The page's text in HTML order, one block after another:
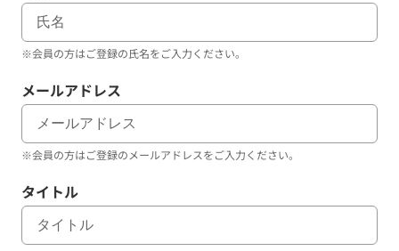
※会員の方はご登録の氏名をご入力ください。
メールアドレス
※会員の方はご登録のメールアドレスをご入力ください。
タイトル